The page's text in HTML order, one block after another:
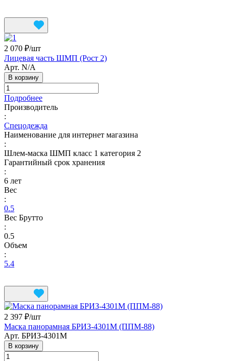
2 070 ₽/шт
Лицевая часть ШМП (Рост 2)
Арт. N/A
В корзину
Подробнее
Производитель
:
Спецодежда
Наименование для интернет магазина
:
Шлем-маска ШМП класс 1 категория 2
Гарантийный срок хранения
:
6 лет
Вес
:
0.5
Вес Брутто
:
0.5
Объем
:
5.4
2 397 ₽/шт
Маска панорамная БРИЗ-4301М (ППМ-88)
Арт. БРИЗ-4301М
В корзину